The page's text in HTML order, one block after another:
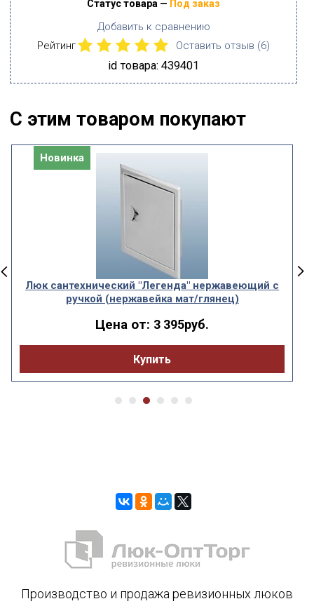
Статус товара — Под заказ
Добавить к сравнению
Рейтинг
Оставить отзыв (6)
id товара: 439401
С этим товаром покупают
Новинка
Люк сантехнический "Легенда" нержавеющий с
ручкой (нержавейка мат/глянец)
Цена от: 3 395руб.
Купить
Производство и продажа ревизионных люков